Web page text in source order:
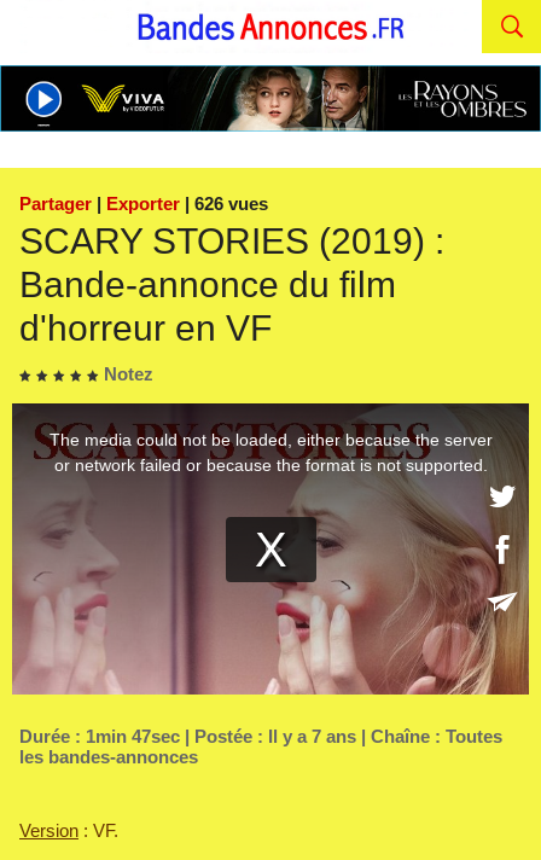
Partager | Exporter | 626 vues
SCARY STORIES (2019) :
Bande-annonce du film
d'horreur en VF
Notez
Durée : 1min 47sec | Postée : Il y a 7 ans | Chaîne : Toutes
les bandes-annonces
Version : VF.